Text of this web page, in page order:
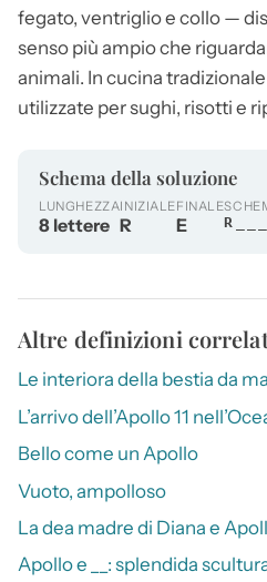
fegato, ventriglio e collo —
senso più ampio che
animali. In cucina
utilizzate per sughi, risotti e
Schema della soluzione
LUNGHEZZA
8 lettere
INIZIALE
R
FINALE
E
Altre definizioni
Le interiora della bestia da
L’arrivo dell’Apollo 11
Bello come un Apollo
Vuoto, ampolloso
La dea madre di Diana e
Apollo e __: splendida